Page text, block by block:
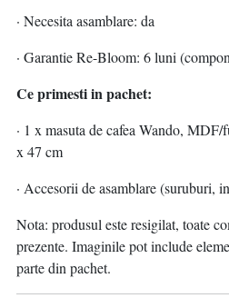
· Necesita asamblare: da
· Garantie Re-Bloom: 6 luni
Ce primesti in pachet:
· 1 x masuta de cafea Wando,
x 47 cm
· Accesorii de asamblare (suruburi,
Nota: produsul este resigilat, toate
prezente. Imaginile pot include
parte din pachet.